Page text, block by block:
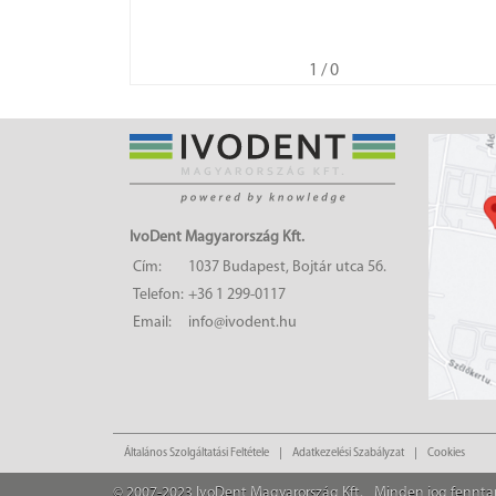
1 / 0
IvoDent Magyarország Kft.
Cím:
1037 Budapest, Bojtár utca 56.
Telefon: +36 1 299-0117
Email:
info@ivodent.hu
Általános Szolgáltatási Feltétele Adatkezelési Szabályzat Cookies